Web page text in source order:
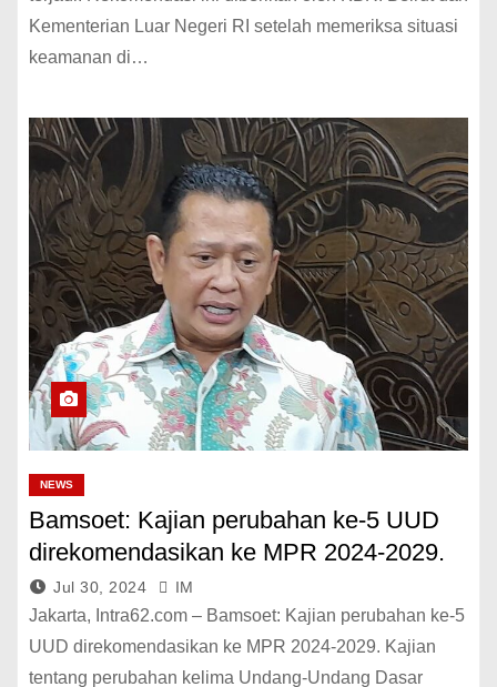
Kementerian Luar Negeri RI setelah memeriksa situasi
keamanan di…
NEWS
Bamsoet: Kajian perubahan ke-5 UUD
direkomendasikan ke MPR 2024-2029.
Jul 30, 2024 IM
Jakarta, Intra62.com – Bamsoet: Kajian perubahan ke-5
UUD direkomendasikan ke MPR 2024-2029. Kajian
tentang perubahan kelima Undang-Undang Dasar